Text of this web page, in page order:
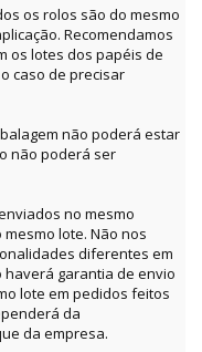
os rolos são do mesmo
Recomendamos
os lotes dos papéis de
caso de precisar
não poderá estar
não poderá ser
no mesmo
lote. Não nos
diferentes em
garantia de envio
lote em pedidos feitos
da
da empresa.